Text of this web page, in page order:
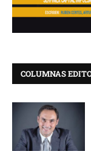
COLUMNAS